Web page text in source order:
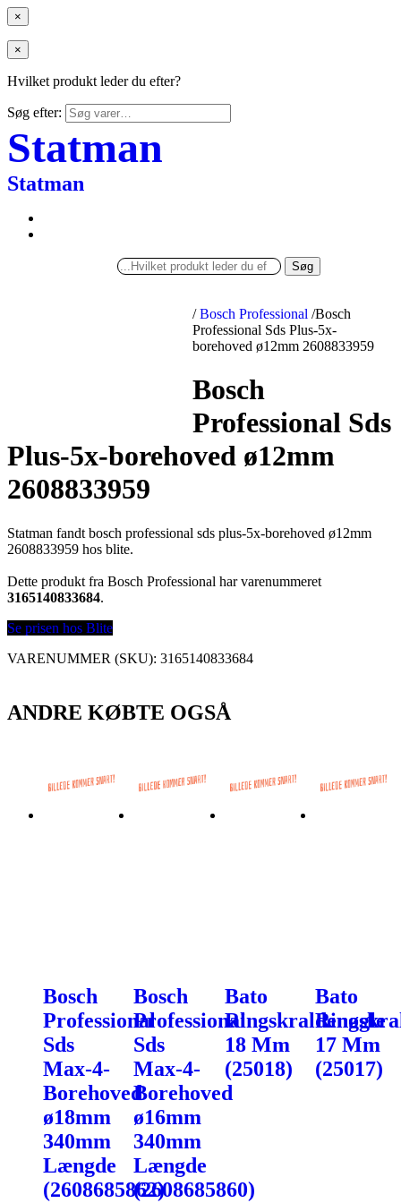
×
×
Hvilket produkt leder du efter?
Søg efter:
Statman
Statman
Søg
/ Bosch Professional /Bosch
Professional Sds Plus-5x-
borehoved ø12mm 2608833959
Bosch
Professional Sds
Plus-5x-borehoved ø12mm
2608833959
Statman fandt bosch professional sds plus-5x-borehoved ø12mm
2608833959 hos blite.
Dette produkt fra Bosch Professional har varenummeret
3165140833684.
Se prisen hos Blite
VARENUMMER (SKU): 3165140833684
ANDRE KØBTE OGSÅ
Bosch
Professional
Sds
Max-4-
Borehoved
ø18mm
340mm
Længde
(2608685862)
Bosch
Professional
Sds
Max-4-
Borehoved
ø16mm
340mm
Længde
(2608685860)
Bato
Ringskraldenøgle
18 Mm
(25018)
Bato
17 Mm
(25017)